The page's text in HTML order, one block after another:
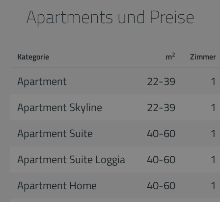
Apartments und Preise
Kategorie m2 Zimmer
Apartment 22-39
1
Apartment Skyline
22-39
1
Apartment Suite
40-60
1
Apartment Suite Loggia
40-60
1
Apartment Home
40-60
1